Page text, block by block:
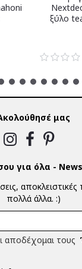
ξύλο
μας
για όλα -
πολλά άλλα. :)
αποδέχομαι τους